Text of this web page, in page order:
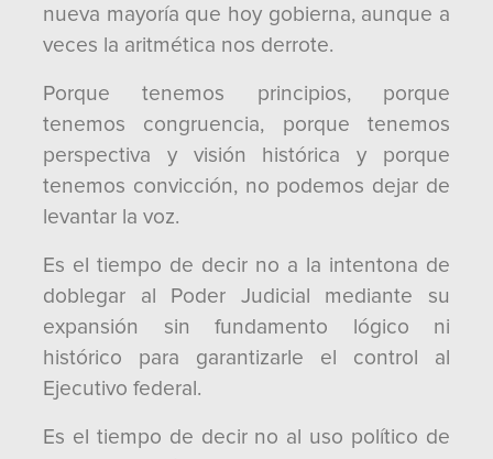
nueva mayoría que hoy gobierna, aunque a
veces la aritmética nos derrote.
Porque tenemos principios, porque
tenemos congruencia, porque tenemos
perspectiva y visión histórica y porque
tenemos convicción, no podemos dejar de
levantar la voz.
Es el tiempo de decir no a la intentona de
doblegar al Poder Judicial mediante su
expansión sin fundamento lógico ni
histórico para garantizarle el control al
Ejecutivo federal.
Es el tiempo de decir no al uso político de